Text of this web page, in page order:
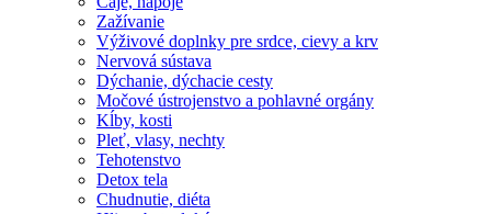
Zažívanie
Výživové doplnky pre srdce, cievy a krv
Nervová sústava
Dýchanie, dýchacie cesty
Močové ústrojenstvo a pohlavné orgány
Kĺby, kosti
Pleť, vlasy, nechty
Tehotenstvo
Detox tela
Chudnutie, diéta